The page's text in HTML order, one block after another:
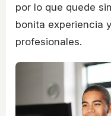
por lo que quede
bonita experiencia
profesionales.